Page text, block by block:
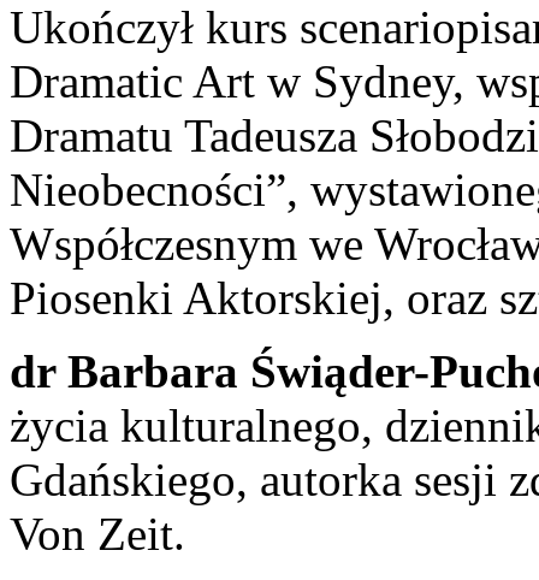
Ukończył kurs
Dramatic Art w Sydney,
Dramatu Tadeusza
Nieobecności”,
Współczesnym we
Piosenki Aktorskiej, oraz
dr Barbara Świąder-
życia kulturalnego,
Gdańskiego, autorka sesji
Von Zeit.